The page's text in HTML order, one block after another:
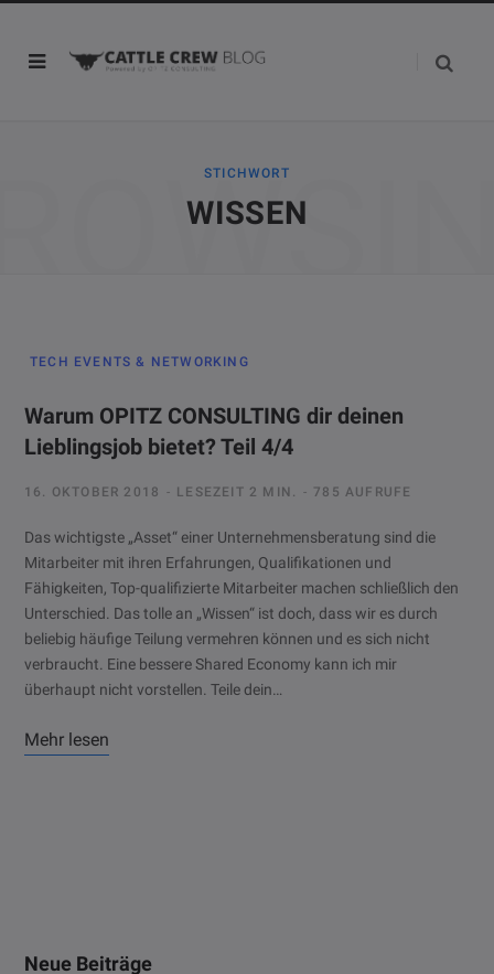
STICHWORT
WISSEN
TECH EVENTS & NETWORKING
Warum OPITZ CONSULTING dir deinen
Lieblingsjob bietet? Teil 4/4
16. OKTOBER 2018 LESEZEIT 2 MIN. 785 AUFRUFE
Das wichtigste „Asset“ einer Unternehmensberatung sind die
Mitarbeiter mit ihren Erfahrungen, Qualifikationen und
Fähigkeiten, Top-qualifizierte Mitarbeiter machen schließlich den
Unterschied. Das tolle an „Wissen“ ist doch, dass wir es durch
beliebig häufige Teilung vermehren können und es sich nicht
verbraucht. Eine bessere Shared Economy kann ich mir
überhaupt nicht vorstellen. Teile dein…
Mehr lesen
Neue Beiträge